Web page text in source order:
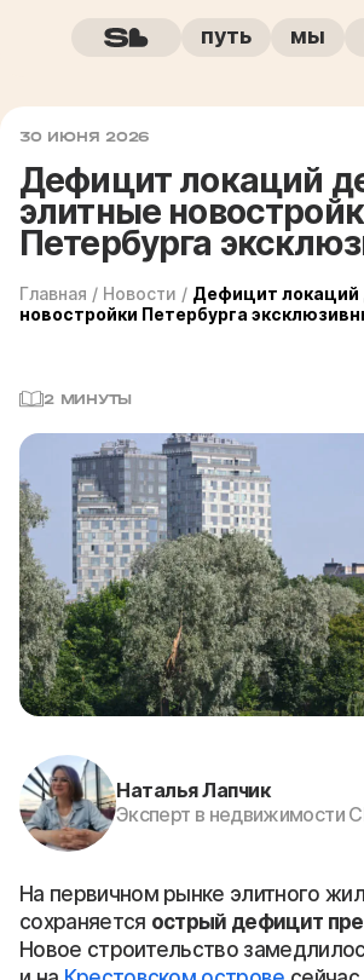
путь мы
30 ИЮНЯ 2026
Дефицит локаций
элитные
Петербурга
Главная / Новости / Дефицит локаций
новостройки Петербурга
2 МИНУТЫ
Наталья Лапчик
Эксперт в недвижимости
На первичном рынке элитного
сохраняется острый дефицит
Новое строительство